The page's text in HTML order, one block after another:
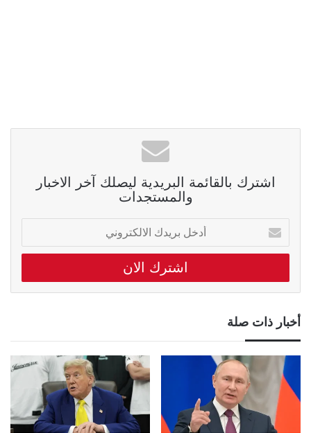
اشترك بالقائمة البريدية ليصلك آخر الاخبار
والمستجدات
أدخل
بريدك
الالكتروني
أخبار ذات صلة